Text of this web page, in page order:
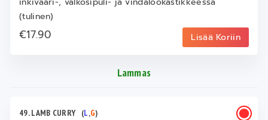
(tulinen)
€17.90 Lisää Koriin
Lammas
49. LAMB CURRY (L,G)